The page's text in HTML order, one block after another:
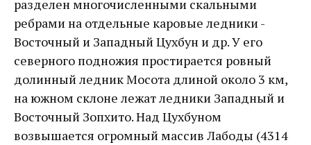
разделен многочисленными скальными
ребрами на отдельные каровые ледники -
Восточный и Западный Цухбун и др. У его
северного подножия простирается ровный
долинный ледник Мосота длиной около 3 км,
на южном склоне лежат ледники Западный и
Восточный Зопхито. Над Цухбуном
возвышается огромный массив Лабоды (4314